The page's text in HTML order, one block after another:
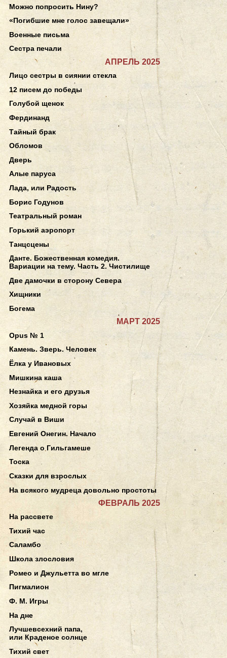
Можно попросить Нину?
«Погибшие мне голос завещали»
Военные письма
Сестра печали
АПРЕЛЬ 2025
Лицо сестры в сиянии стекла
12 писем до победы
Голубой щенок
Фердинанд
Тайный брак
Обломов
Дверь
Алые паруса
Лада, или Радость
Борис Годунов
Театральный роман
Горький аэропорт
Танцсцены
Данте. Божественная комедия.
Вариации на тему. Часть 2. Чистилище
Две дамочки в сторону Севера
Хищники
Богема
МАРТ 2025
Opus № 1
Камень. Зверь. Человек
Ёлка у Ивановых
Мишкина каша
Незнайка и его друзья
Хозяйка медной горы
Случай в Виши
Евгений Онегин. Начало
Легенда о Гильгамеше
Тоска
Сказки для взрослых
На всякого мудреца довольно простоты
ФЕВРАЛЬ 2025
На рассвете
Тихий час
Саламбо
Школа злословия
Ромео и Джульетта во мгле
Пигмалион
Ф. М. Игры
На дне
Лучшевсехний папа,
или Краденое солнце
Тихий свет